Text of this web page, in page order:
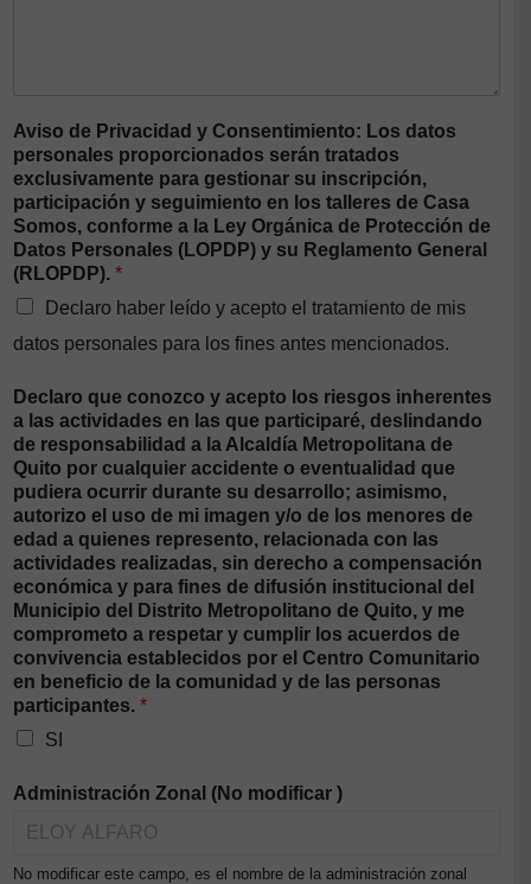
Aviso de Privacidad y Consentimiento: Los datos
personales proporcionados serán tratados
exclusivamente para gestionar su inscripción,
participación y seguimiento en los talleres de Casa
Somos, conforme a la Ley Orgánica de Protección de
Datos Personales (LOPDP) y su Reglamento General
(RLOPDP). *
Declaro haber leído y acepto el tratamiento de mis
datos personales para los fines antes mencionados.
Declaro que conozco y acepto los riesgos inherentes
a las actividades en las que participaré, deslindando
de responsabilidad a la Alcaldía Metropolitana de
Quito por cualquier accidente o eventualidad que
pudiera ocurrir durante su desarrollo; asimismo,
autorizo el uso de mi imagen y/o de los menores de
edad a quienes represento, relacionada con las
actividades realizadas, sin derecho a compensación
económica y para fines de difusión institucional del
Municipio del Distrito Metropolitano de Quito, y me
comprometo a respetar y cumplir los acuerdos de
convivencia establecidos por el Centro Comunitario
en beneficio de la comunidad y de las personas
participantes. *
SI
Administración Zonal (No modificar )
No modificar este campo, es el nombre de la administración zonal